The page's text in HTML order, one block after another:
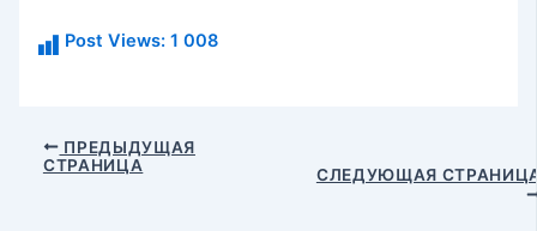
Post Views: 1 008
Навигация
ПРЕДЫДУЩАЯ
СТРАНИЦА
СЛЕДУЮЩАЯ